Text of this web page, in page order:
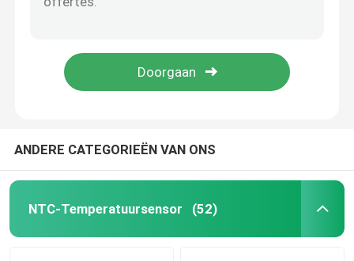
ANDERE CATEGORIEËN VAN ONS
NTC-Temperatuursensor (52)